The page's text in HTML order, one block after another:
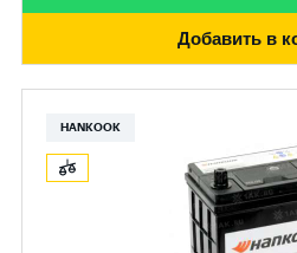
Добавить в
HANKOOK